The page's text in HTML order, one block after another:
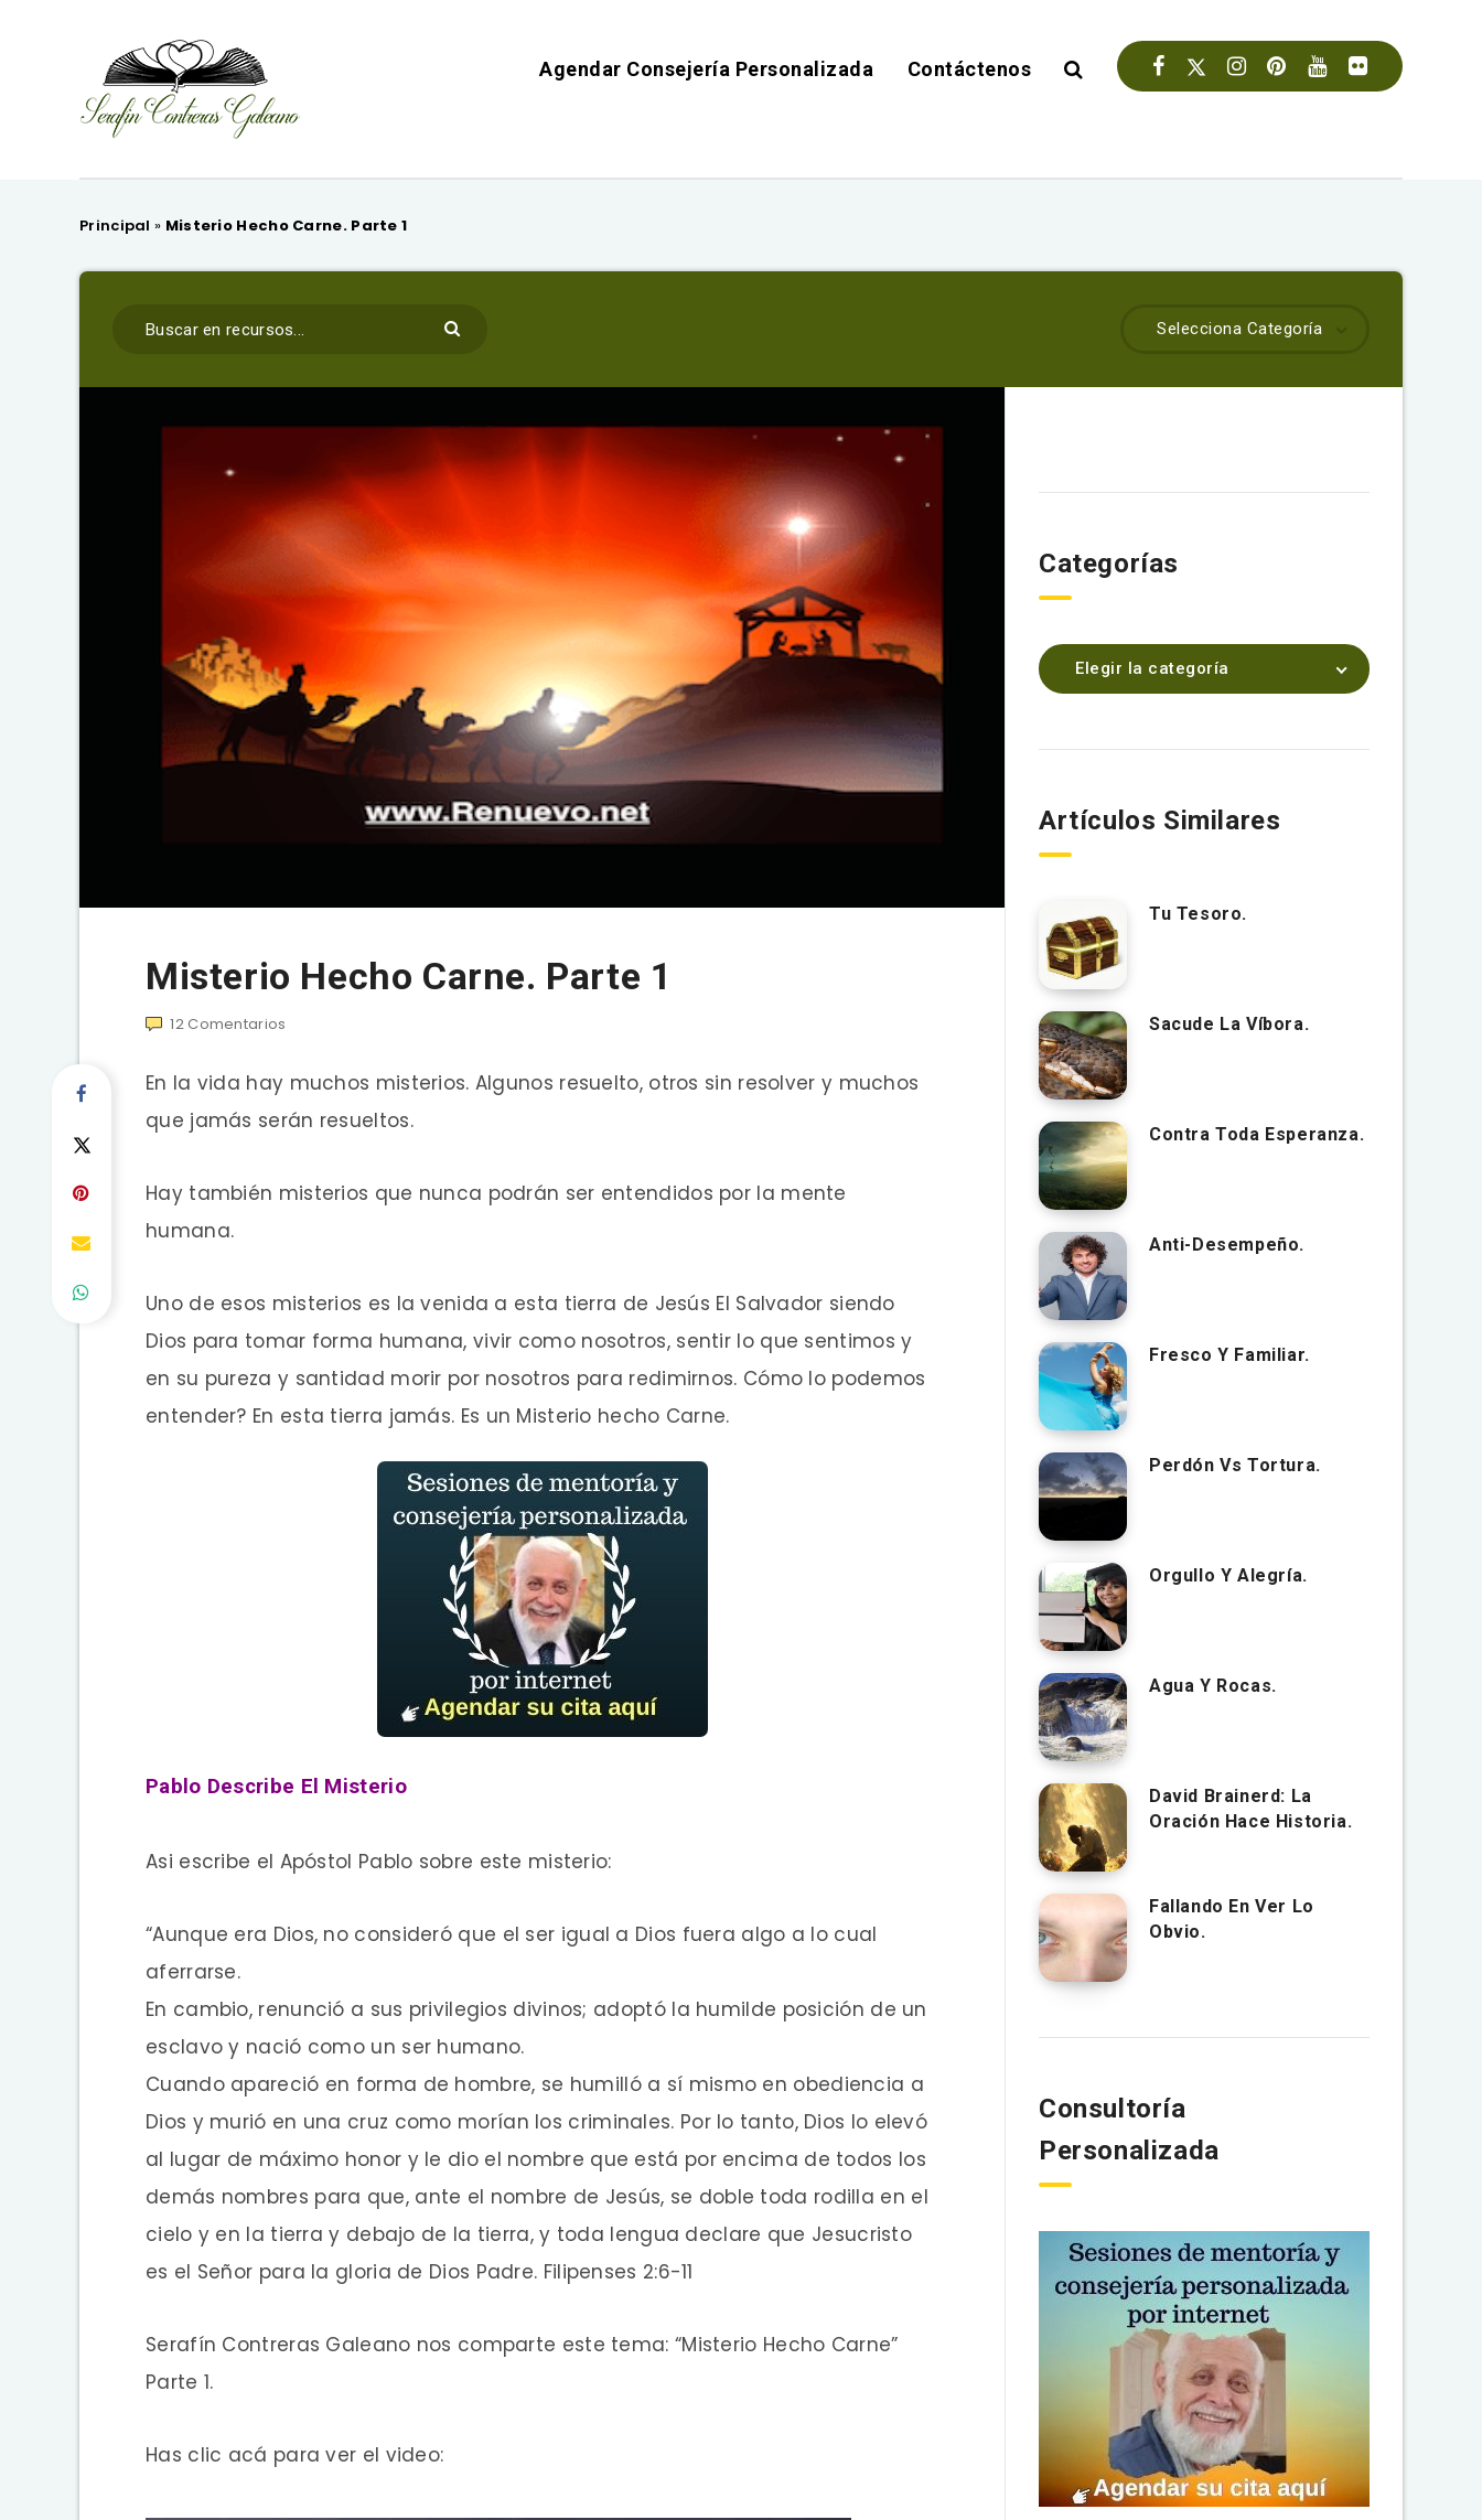
Agendar Consejería Personalizada Contáctenos
Principal » Misterio Hecho Carne. Parte 1
Selecciona Categoría
Misterio Hecho Carne. Parte 1
12 Comentarios
En la vida hay muchos misterios. Algunos resuelto, otros sin resolver y muchos
que jamás serán resueltos.
Hay también misterios que nunca podrán ser entendidos por la mente
humana.
Uno de esos misterios es la venida a esta tierra de Jesús El Salvador siendo
Dios para tomar forma humana, vivir como nosotros, sentir lo que sentimos y
en su pureza y santidad morir por nosotros para redimirnos. Cómo lo podemos
entender? En esta tierra jamás. Es un Misterio hecho Carne.
Pablo Describe El Misterio
Asi escribe el Apóstol Pablo sobre este misterio:
“Aunque era Dios, no consideró que el ser igual a Dios fuera algo a lo cual
aferrarse.
En cambio, renunció a sus privilegios divinos; adoptó la humilde posición de un
esclavoy nació como un ser humano.
Cuando apareció en forma de hombre, se humilló a sí mismo en obediencia a
Dios y murió en una cruz como morían los criminales. Por lo tanto, Dios lo elevó
al lugar de máximo honor y le dio el nombre que está por encima de todos los
demás nombres para que, ante el nombre de Jesús, se doble toda rodilla en el
cielo y en la tierra y debajo de la tierra,y toda lengua declare que Jesucristo
es el Señor para la gloria de Dios Padre. Filipenses 2:6-11
Serafín Contreras Galeano nos comparte este tema: “Misterio Hecho Carne”
Parte 1.
Has clic acá para ver el video:
Categorías
Elegir la categoría
Artículos Similares
Tu Tesoro.
Sacude La Víbora.
Contra Toda Esperanza.
Anti-Desempeño.
Fresco Y Familiar.
Perdón Vs Tortura.
Orgullo Y Alegría.
Agua Y Rocas.
David Brainerd: La
Oración Hace Historia.
Fallando En Ver Lo
Obvio.
Consultoría
Personalizada